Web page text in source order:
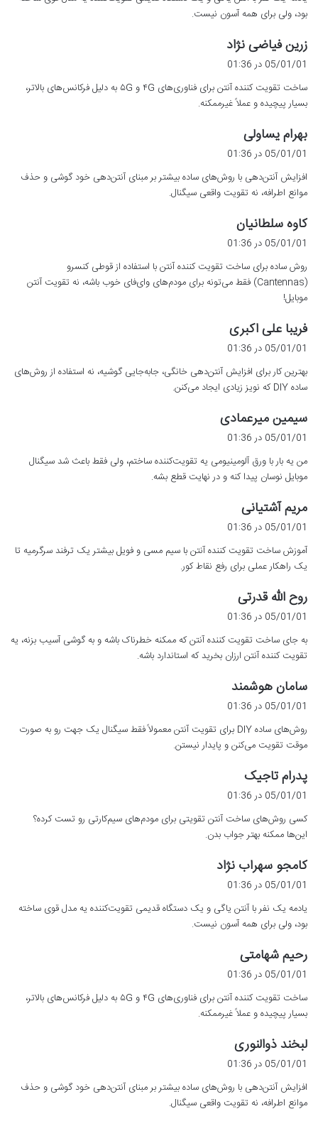
بود، ولی برای همه آسون نیست.
زرین فیاضی نژاد
:
05/01/01 در 01:36
ساخت تقویت کننده آنتن برای فناوری‌های ۴G و ۵G به دلیل فرکانس‌های بالاتر،
بسیار پیچیده و عملاً غیرممکنه.
بهرام یساولی
ف
:
05/01/01 در 01:36
افزایش آنتن‌دهی با روش‌های ساده بیشتر بر مبنای آنتن‌دهی خود گوشی و حذف
موانع اطرافه، نه تقویت واقعی سیگنال.
کاوه سلطانیان
ف
:
05/01/01 در 01:36
روش ساده برای ساخت تقویت کننده آنتن با استفاده از قوطی کنسرو
(Cantennas) فقط می‌تونه برای مودم‌های وای‌فای خوب باشه، نه تقویت آنتن
موبایل!
فریبا علی اکبری
ف
:
05/01/01 در 01:36
بهترین کار برای افزایش آنتن‌دهی خانگی، جابه‌جایی گوشیه، نه استفاده از روش‌های
ساده DIY که نویز زیادی ایجاد می‌کنن.
سیمین میرعمادی
:
05/01/01 در 01:36
من یه بار با ورق آلومینیومی یه تقویت‌کننده ساختم، ولی فقط باعث شد سیگنال
موبایل نوسان پیدا کنه و در نهایت قطع بشه.
مریم آشتیانی
:
05/01/01 در 01:36
آموزش ساخت تقویت کننده آنتن با سیم مسی و فویل بیشتر یک ترفند سرگرمیه تا
یک راهکار عملی برای رفع نقاط کور.
روح الله قدرتی
ف
:
05/01/01 در 01:36
به جای ساخت تقویت کننده آنتن که ممکنه خطرناک باشه و به گوشی آسیب بزنه، یه
تقویت کننده آنتن ارزان بخرید که استاندارد باشه.
سامان هوشمند
ف
:
05/01/01 در 01:36
روش‌های ساده DIY برای تقویت آنتن معمولاً فقط سیگنال یک جهت رو به صورت
موقت تقویت می‌کنن و پایدار نیستن.
پدرام تاجیک
ف
:
05/01/01 در 01:36
کسی روش‌های ساخت آنتن تقویتی برای مودم‌های سیم‌کارتی رو تست کرده؟
این‌ها ممکنه بهتر جواب بدن.
کامجو سهراب نژاد
:
05/01/01 در 01:36
یادمه یک نفر با آنتن یاگی و یک دستگاه قدیمی تقویت‌کننده یه مدل قوی ساخته
بود، ولی برای همه آسون نیست.
رحیم شهامتی
ف
:
05/01/01 در 01:36
ساخت تقویت کننده آنتن برای فناوری‌های ۴G و ۵G به دلیل فرکانس‌های بالاتر،
بسیار پیچیده و عملاً غیرممکنه.
لبخند ذوالنوری
ف
:
05/01/01 در 01:36
افزایش آنتن‌دهی با روش‌های ساده بیشتر بر مبنای آنتن‌دهی خود گوشی و حذف
موانع اطرافه، نه تقویت واقعی سیگنال.